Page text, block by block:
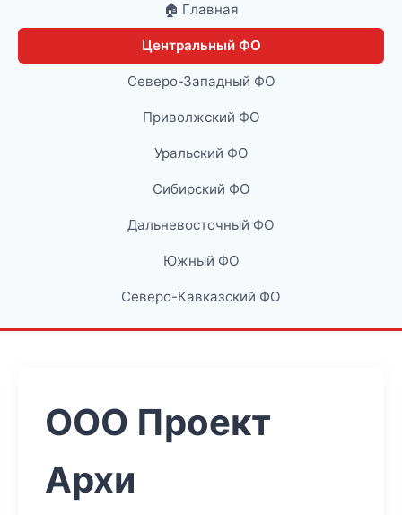
🏠 Главная
Центральный ФО
Северо-Западный ФО
Приволжский ФО
Уральский ФО
Сибирский ФО
Дальневосточный ФО
Южный ФО
Северо-Кавказский ФО
ООО Проект
Архи